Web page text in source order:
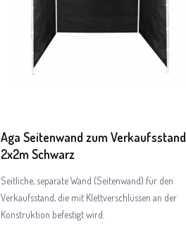
Aga Seitenwand zum Verkaufsstand
2x2m Schwarz
Seitliche, separate Wand (Seitenwand) für den
Verkaufsstand, die mit Klettverschlüssen an der
Konstruktion befestigt wird.